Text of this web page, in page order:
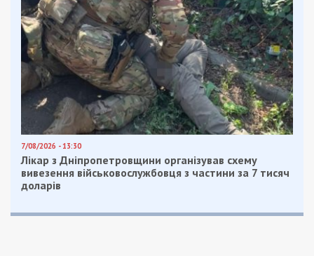
7/08/2026 - 13:30
Лікар з Дніпропетровщини організував схему
вивезення військовослужбовця з частини за 7 тисяч
доларів